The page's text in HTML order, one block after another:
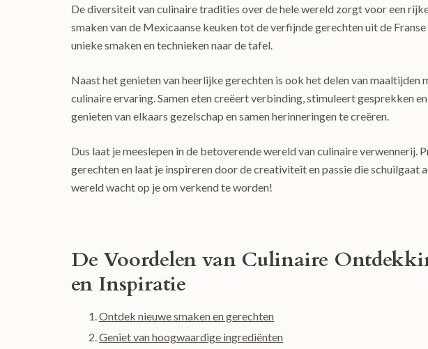
De diversiteit van culinaire tradities over de hele wereld zorgt voor een
smaken van de Mexicaanse keuken tot de verfijnde gerechten uit de
unieke smaken en technieken naar de tafel.
Naast het genieten van heerlijke gerechten is ook het delen van
culinaire ervaring. Samen eten creëert verbinding, stimuleert gesprekken
genieten van elkaars gezelschap en samen herinneringen te creëren.
Dus laat je meeslepen in de betoverende wereld van culinaire verwennerij.
gerechten en laat je inspireren door de creativiteit en passie die schuilgaat
wereld wacht op je om verkend te worden!
De Voordelen van Culinaire
en Inspiratie
Ontdek nieuwe smaken en gerechten
Geniet van hoogwaardige ingrediënten